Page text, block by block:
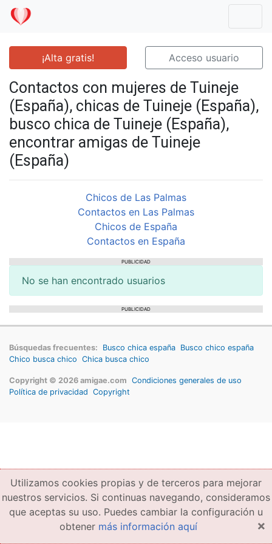
¡Alta gratis! Acceso usuario
Contactos con mujeres de Tuineje
(España), chicas de Tuineje (España),
busco chica de Tuineje (España),
encontrar amigas de Tuineje
(España)
Chicos de Las Palmas
Contactos en Las Palmas
Chicos de España
Contactos en España
PUBLICIDAD
No se han encontrado usuarios
PUBLICIDAD
Búsquedas frecuentes: Busco chica españa Busco chico españa
Chico busca chico Chica busca chico
Copyright © 2026 amigae.com Condiciones generales de uso
Política de privacidad Copyright
Utilizamos cookies propias y de terceros para mejorar
nuestros servicios. Si continuas navegando, consideramos
que aceptas su uso. Puedes cambiar la configuración u
obtener más información aquí ×